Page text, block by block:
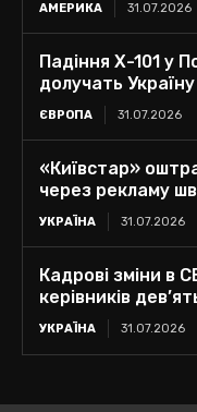
АМЕРИКА 31.07.2026
Падіння Х-101 у
долучать Україну
ЄВРОПА 31.07.2026
«Київстар»
через рекламу
УКРАЇНА 31.07.2026
Кадрові зміни в
керівників
УКРАЇНА 31.07.2026